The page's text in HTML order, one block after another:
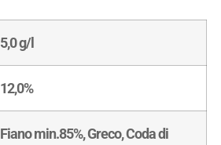
5,0 g/l
12,0%
Fiano min.85%, Greco, Coda di